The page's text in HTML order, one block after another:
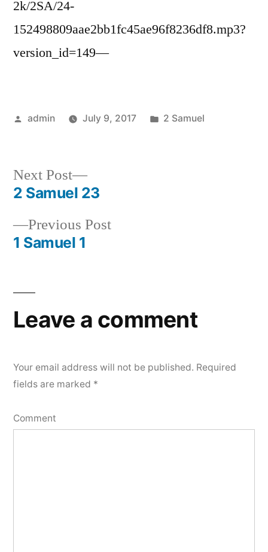
2k/2SA/24-
152498809aae2bb1fc45ae96f8236df8.mp3?
version_id=149—
Posted
admin July 9, 2017
Posted
2 Samuel
Post
navigation
Previous PostPrevious
1 Samuel 1
Next Post
Next
post:
2 Samuel 23
Leave a comment
Your email address will not be published. Required
fields are marked *
Comment